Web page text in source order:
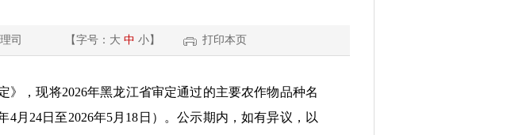
司 【字号： 大 中 小】 打印本页
》，现将2026年黑龙江省审定通过的主要农作物品种名
4月 24日至2026年5月 18 日）。公示期内，如有异议，以